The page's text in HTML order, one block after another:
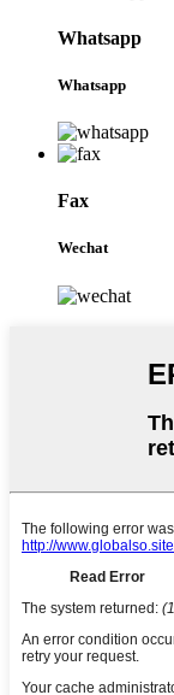
Whatsapp
Whatsapp
Fax
Wechat